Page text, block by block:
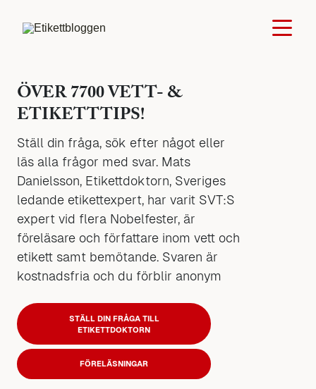
ÖVER 7700 VETT- &
ETIKETTTIPS!
Ställ din fråga, sök efter något eller
läs alla frågor med svar. Mats
Danielsson, Etikettdoktorn, Sveriges
ledande etikettexpert, har varit SVT:S
expert vid flera Nobelfester, är
föreläsare och författare inom vett och
etikett samt bemötande. Svaren är
kostnadsfria och du förblir anonym
STÄLL DIN FRÅGA TILL
ETIKETTDOKTORN
FÖRELÄSNINGAR